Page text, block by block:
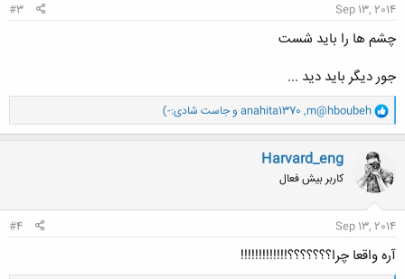
Sep 13, 2014
#3
چشم ها را باید شست
جور دیگر باید دید ...
و
ا
ک
ن
ش
ه
ا
m@hboubeh
,
anahita1370 وجاست شادی:-)
Harvard_eng
کاربر بیش فعال
Sep 13, 2014
#4
آره واقعا چرا؟؟؟؟؟؟؟!!!!!!!!!!!!!